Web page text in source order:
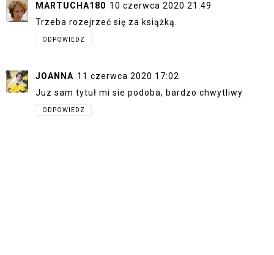
MARTUCHA180 10 czerwca 2020 21:49
Trzeba rozejrzeć się za książką.
ODPOWIEDZ
JOANNA 11 czerwca 2020 17:02
Juz sam tytuł mi sie podoba, bardzo chwytliwy
ODPOWIEDZ